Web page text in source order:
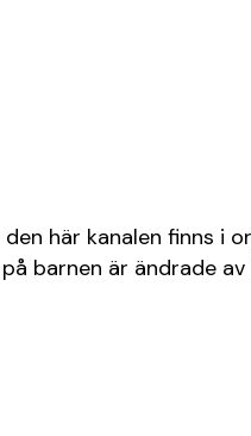
här kanalen finns i
barnen är ändrade